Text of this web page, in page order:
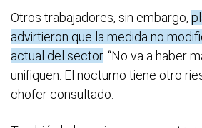
Otros trabajadores, sin embargo,
advirtieron que la medida no
actual del sector. “No va a haber
unifiquen. El nocturno tiene otro
chofer consultado.